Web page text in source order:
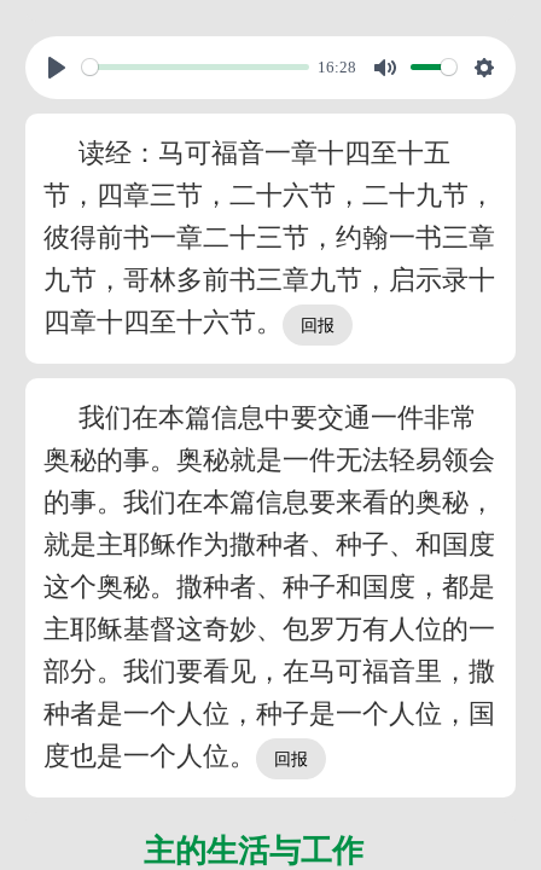
16:28
读经：马可福音一章十四至十五
节，四章三节，二十六节，二十九节，
彼得前书一章二十三节，约翰一书三章
九节，哥林多前书三章九节，启示录十
四章十四至十六节。
我们在本篇信息中要交通一件非常
奥秘的事。奥秘就是一件无法轻易领会
的事。我们在本篇信息要来看的奥秘，
就是主耶稣作为撒种者、种子、和国度
这个奥秘。撒种者、种子和国度，都是
主耶稣基督这奇妙、包罗万有人位的一
部分。我们要看见，在马可福音里，撒
种者是一个人位，种子是一个人位，国
度也是一个人位。
主的生活与工作